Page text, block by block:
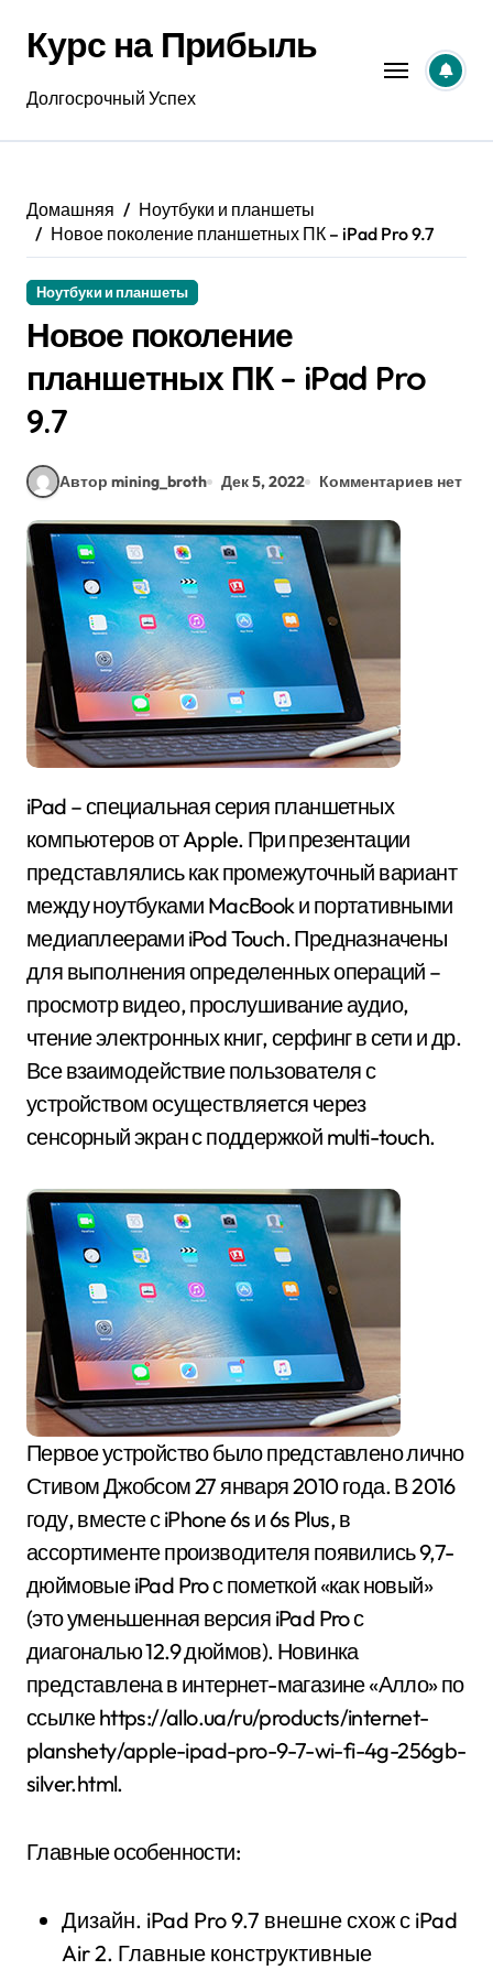
содержанию
Курс на Прибыль
Долгосрочный Успех
Домашняя
Ноутбуки и планшеты
Новое поколение планшетных ПК – iPad Pro 9.7
Ноутбуки и планшеты
Новое поколение
планшетных ПК – iPad Pro
9.7
Автор mining_broth Дек 5, 2022 Комментариев нет
iPad – специальная серия планшетных
компьютеров от Apple. При презентации
представлялись как промежуточный вариант
между ноутбуками MacBook и портативными
медиаплеерами iPod Touch. Предназначены
для выполнения определенных операций –
просмотр видео, прослушивание аудио,
чтение электронных книг, серфинг в сети и др.
Все взаимодействие пользователя с
устройством осуществляется через
сенсорный экран с поддержкой multi-touch.
Первое устройство было представлено лично
Стивом Джобсом 27 января 2010 года. В 2016
году, вместе с iPhone 6s и 6s Plus, в
ассортименте производителя появились 9,7-
дюймовые iPad Pro с пометкой «как новый»
(это уменьшенная версия iPad Pro с
диагональю 12.9 дюймов). Новинка
представлена в интернет-магазине «Алло» по
ссылке https://allo.ua/ru/products/internet-
planshety/apple-ipad-pro-9-7-wi-fi-4g-256gb-
silver.html.
Главные особенности:
Дизайн. iPad Pro 9.7 внешне схож с iPad
Air 2. Главные конструктивные